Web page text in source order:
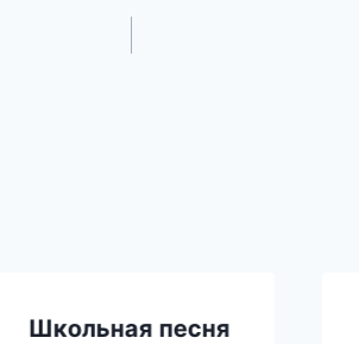
Школьная песня